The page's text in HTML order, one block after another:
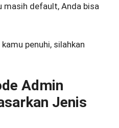
masih default, Anda bisa
penuhi, silahkan
Admin
Jenis